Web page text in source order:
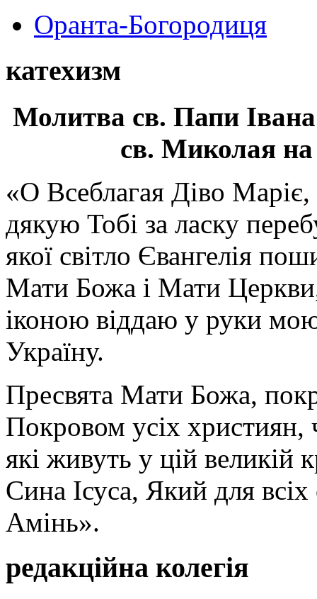
Оранта-Богородиця
катехизм
Молитва св. Папи
св. Миколая на
«О Всеблагая Діво
дякую Тобі за ласку
якої світло Євангелія
Мати Божа і Мати
іконою віддаю у руки
Україну.
Пресвята Мати Божа,
Покровом усіх християн,
які живуть у цій великій
Сина Ісуса, Який для
Амінь».
редакційна колегія